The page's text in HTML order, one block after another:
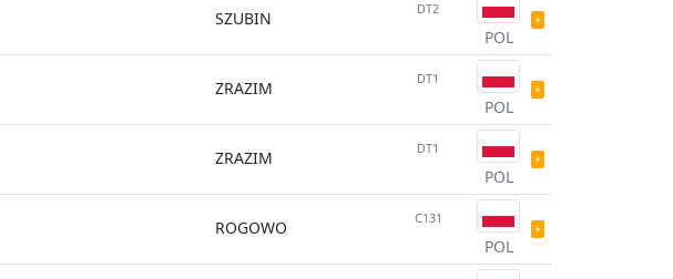
SZUBIN DT2
POL
ZRAZIM DT1
POL
ZRAZIM DT1
POL
ROGOWO C131
POL